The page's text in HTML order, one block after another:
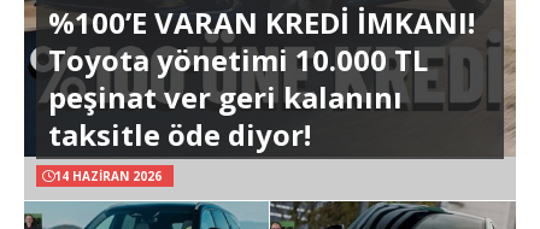
%100’E VARAN KREDİ İMKANI!
Toyota yönetimi 10.000 TL
peşinat ver geri kalanını
taksitle öde diyor!
14 HAZIRAN 2026